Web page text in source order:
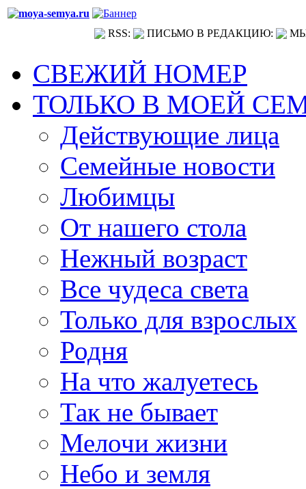
RSS: ПИСЬМО В РЕДАКЦИЮ:
СВЕЖИЙ НОМЕР
ТОЛЬКО В МОЕЙ
Действующие лица
Семейные новости
Любимцы
От нашего стола
Нежный возраст
Все чудеса света
Только для взрослых
Родня
На что жалуетесь
Так не бывает
Мелочи жизни
Небо и земля